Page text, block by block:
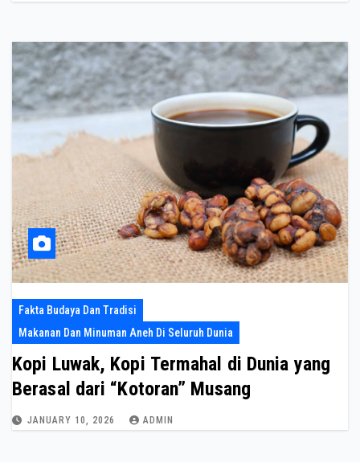
Fakta Budaya Dan Tradisi
Makanan Dan Minuman Aneh Di Seluruh Dunia
Kopi Luwak, Kopi Termahal di Dunia yang
Berasal dari “Kotoran” Musang
JANUARY 10, 2026 ADMIN